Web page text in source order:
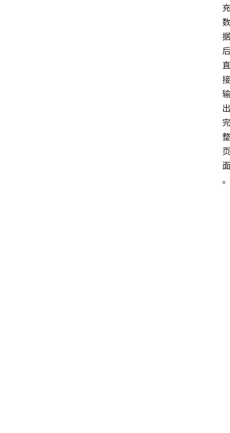
充
数
据
后
直
接
输
出
完
整
页
面
。